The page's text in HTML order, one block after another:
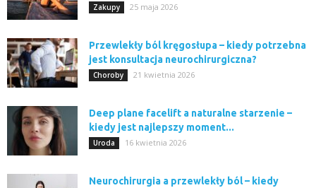
Zakupy 25 maja 2026
Przewlekły ból kręgosłupa – kiedy potrzebna
jest konsultacja neurochirurgiczna?
Choroby 21 kwietnia 2026
Deep plane facelift a naturalne starzenie –
kiedy jest najlepszy moment...
Uroda 16 kwietnia 2026
Neurochirurgia a przewlekły ból – kiedy